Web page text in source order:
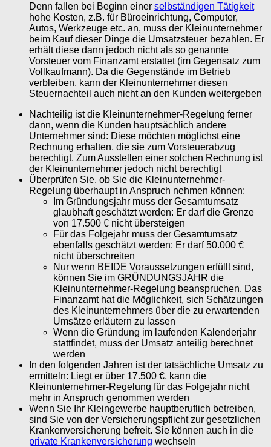
Denn fallen bei Beginn einer selbständigen Tätigkeit
hohe Kosten, z.B. für Büroeinrichtung, Computer,
Autos, Werkzeuge etc. an, muss der Kleinunternehmer
beim Kauf dieser Dinge die Umsatzsteuer bezahlen. Er
erhält diese dann jedoch nicht als so genannte
Vorsteuer vom Finanzamt erstattet (im Gegensatz zum
Vollkaufmann). Da die Gegenstände im Betrieb
verbleiben, kann der Kleinunternehmer diesen
Steuernachteil auch nicht an den Kunden weitergeben
Nachteilig ist die Kleinunternehmer-Regelung ferner
dann, wenn die Kunden hauptsächlich andere
Unternehmer sind: Diese möchten möglichst eine
Rechnung erhalten, die sie zum Vorsteuerabzug
berechtigt. Zum Ausstellen einer solchen Rechnung ist
der Kleinunternehmer jedoch nicht berechtigt
Überprüfen Sie, ob Sie die Kleinunternehmer-
Regelung überhaupt in Anspruch nehmen können:
Im Gründungsjahr muss der Gesamtumsatz
glaubhaft geschätzt werden: Er darf die Grenze
von 17.500 € nicht übersteigen
Für das Folgejahr muss der Gesamtumsatz
ebenfalls geschätzt werden: Er darf 50.000 €
nicht überschreiten
Nur wenn BEIDE Voraussetzungen erfüllt sind,
können Sie im GRÜNDUNGSJAHR die
Kleinunternehmer-Regelung beanspruchen. Das
Finanzamt hat die Möglichkeit, sich Schätzungen
des Kleinunternehmers über die zu erwartenden
Umsätze erläutern zu lassen
Wenn die Gründung im laufenden Kalenderjahr
stattfindet, muss der Umsatz anteilig berechnet
werden
In den folgenden Jahren ist der tatsächliche Umsatz zu
ermitteln: Liegt er über 17.500 €, kann die
Kleinunternehmer-Regelung für das Folgejahr nicht
mehr in Anspruch genommen werden
Wenn Sie Ihr Kleingewerbe hauptberuflich betreiben,
sind Sie von der Versicherungspflicht zur gesetzlichen
Krankenversicherung befreit. Sie können auch in die
private Krankenversicherung wechseln